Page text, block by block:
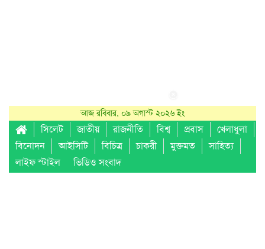
আজ রবিবার, ০৯ অগাস্ট ২০২৬ ইং
সিলেট জাতীয় রাজনীতি বিশ্ব প্রবাস
খেলাধুলা
বিনোদন
আইসিটি বিচিত্র চাকরী মুক্তমত
সাহিত্য
লাইফ স্টাইল
ভিডিও সংবাদ